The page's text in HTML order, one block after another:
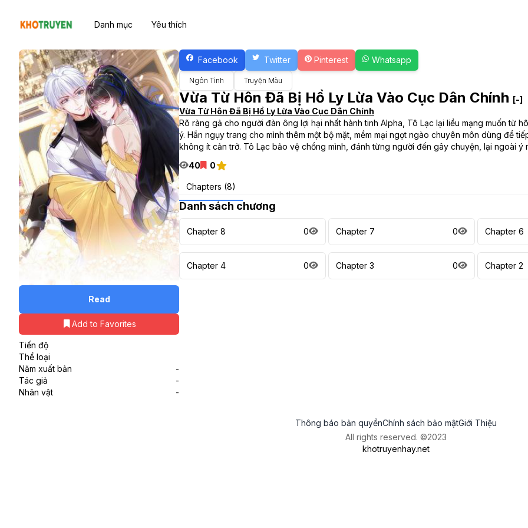
Danh mục Yêu thích
Read
Add to Favorites
Tiến độ
Thể loại
Năm xuất bản
-
Tác giả
-
Nhân vật
-
Facebook Twitter Pinterest Whatsapp
Ngôn Tình Truyện Màu
Vừa Từ Hôn Đã Bị Hồ Ly Lừa Vào Cục Dân Chính [-]
Vừa Từ Hôn Đã Bị Hồ Ly Lừa Vào Cục Dân Chính
Rõ ràng gả cho người đàn ông lợi hại nhất hành tinh Alpha, Tô Lạc lại liều mạng muốn từ
ý. Hắn ngụy trang cho mình thêm một bộ mặt, mềm mại ngọt ngào chuyên môn dùng để
không ít cản trở. Tô Lạc bảo vệ chồng mình, đánh từng người đến gây chuyện, lại ngoài ý
40
0
Chapters (8)
Danh sách chương
Chapter 8 0 Chapter 7 0 Chapter 6
Chapter 4 0 Chapter 3 0 Chapter 2
Thông báo bản quyềnChính sách bảo mậtGiới Thiệu
All rights reserved. ©2023
khotruyenhay.net